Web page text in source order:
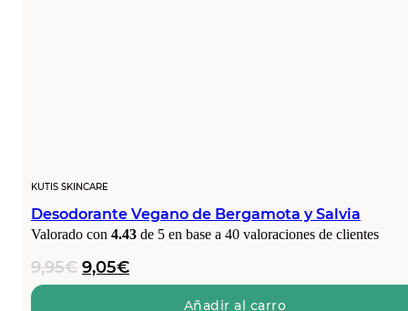
KUTIS SKINCARE
Desodorante Vegano de Bergamota y Salvia
Valorado con 4.43 de 5 en base a 40 valoraciones de clientes
9,95€ El
precio
9,05€El
precio
Añadir al carro